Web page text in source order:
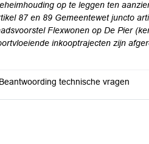
op te leggen ten
87 en 89 Gemeentewet juncto
Flexwonen op De Pier
inkooptrajecten zijn
Beantwoording technische vragen